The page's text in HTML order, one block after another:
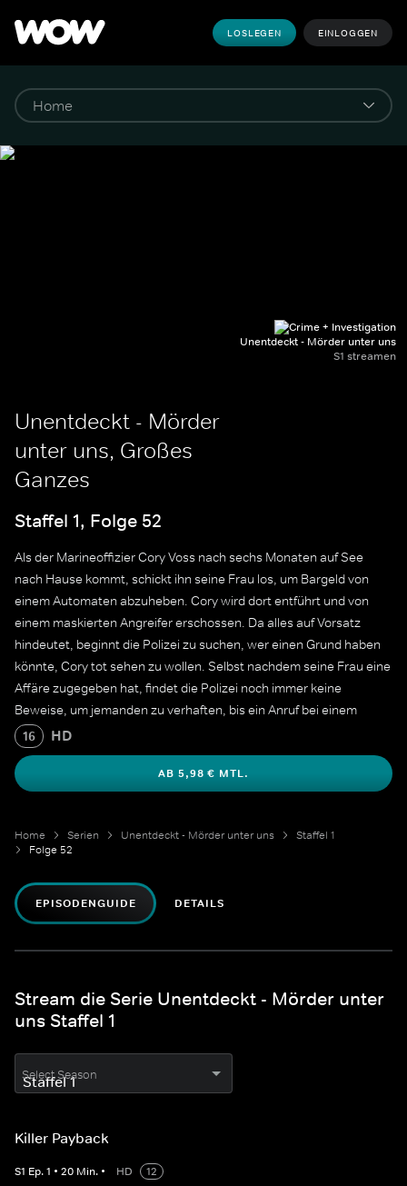
LOSLEGEN EINLOGGEN
Unentdeckt - Mörder unter uns
S1 streamen
Unentdeckt - Mörder
unter uns, Großes
Ganzes
Staffel 1, Folge 52
Als der Marineoffizier Cory Voss nach sechs Monaten auf See
nach Hause kommt, schickt ihn seine Frau los, um Bargeld von
einem Automaten abzuheben. Cory wird dort entführt und von
einem maskierten Angreifer erschossen. Da alles auf Vorsatz
hindeutet, beginnt die Polizei zu suchen, wer einen Grund haben
könnte, Cory tot sehen zu wollen. Selbst nachdem seine Frau eine
Affäre zugegeben hat, findet die Polizei noch immer keine
Beweise, um jemanden zu verhaften, bis ein Anruf bei einem
Hinweistelefon enthüllt, dass jemand einen Raub in viel größerem
Ausmaß als den am Geldautomaten geplant hatte.
16 HD
AB 5,98 € MTL.
Home Serien Unentdeckt - Mörder unter uns
Staffel 1
Folge 52
EPISODENGUIDE DETAILS
Stream die Serie Unentdeckt - Mörder unter
uns Staffel 1
Select Season
Killer Payback
S1 Ep.1 • 20 Min. • HD
12